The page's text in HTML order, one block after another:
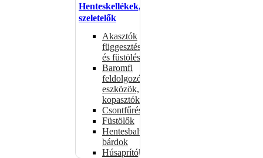
Henteskellékek,
szeletelők
Akasztók
függesztéshez
és füstöléshez
Baromfi
feldolgozó
eszközök,
kopasztók
Csontfűrészek
Füstölők
Hentesbalták,
bárdok
Húsaprítók